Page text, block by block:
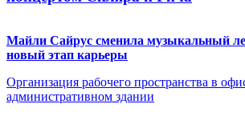
Майли Сайрус сменила музыкальный
новый этап карьеры
Организация рабочего пространства в
административном здании